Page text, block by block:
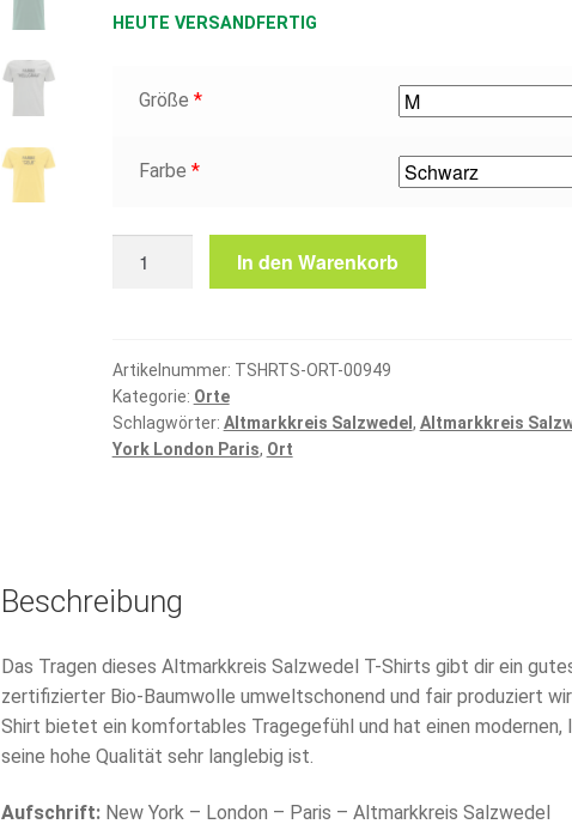
HEUTE VERSANDFERTIG
Größe *
Farbe *
Menge
In den Warenkorb
Artikelnummer: TSHRTS-ORT-00949
Kategorie: Orte
Schlagwörter: Altmarkkreis Salzwedel, Altmarkkreis
York London Paris, Ort
Beschreibung
Das Tragen dieses Altmarkkreis Salzwedel T-Shirts gibt dir ein
zertifizierter Bio-Baumwolle umweltschonend und fair produziert
Shirt bietet ein komfortables Tragegefühl und hat einen modernen,
seine hohe Qualität sehr langlebig ist.
Aufschrift: New York – London – Paris – Altmarkkreis Salzwedel